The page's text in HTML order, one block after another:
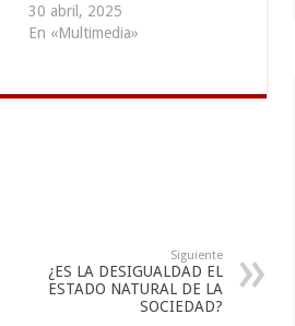
30 abril, 2025
En «Multimedia»
Siguiente
¿ES LA DESIGUALDAD EL
ESTADO NATURAL DE LA
SOCIEDAD?